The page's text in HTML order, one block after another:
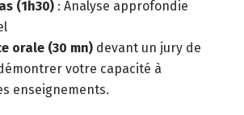
(1h30): Analyse approfondie
orale (30 mn)devant un jury de
votre capacité à
enseignements.